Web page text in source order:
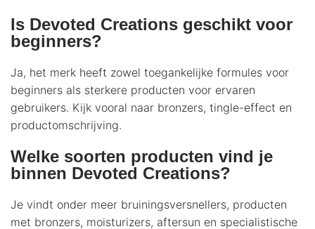
Is Devoted Creations geschikt voor
beginners?
Ja, het merk heeft zowel toegankelijke formules voor
beginners als sterkere producten voor ervaren
gebruikers. Kijk vooral naar bronzers, tingle-effect en
productomschrijving.
Welke soorten producten vind je
binnen Devoted Creations?
Je vindt onder meer bruiningsversnellers, producten
met bronzers, moisturizers, aftersun en specialistische